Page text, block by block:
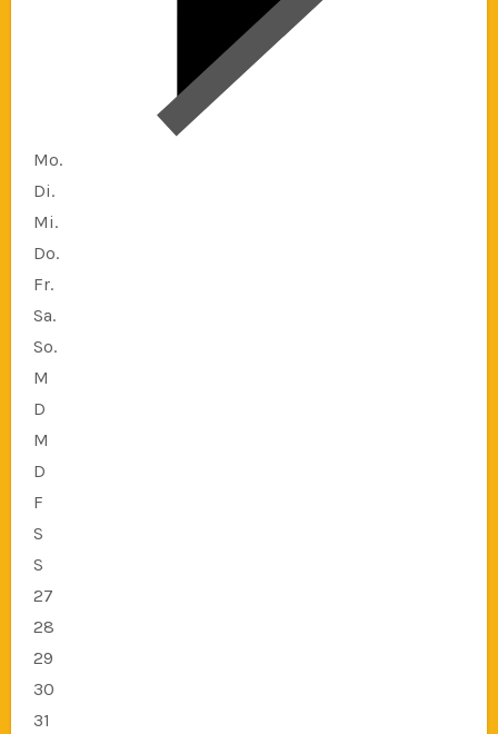
Mo.
Di.
Mi.
Do.
Fr.
Sa.
So.
M
D
M
D
F
S
S
27
28
29
30
31